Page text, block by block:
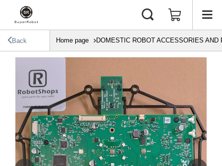
Back Home page DOMESTIC ROBOT ACCESSORIES AND